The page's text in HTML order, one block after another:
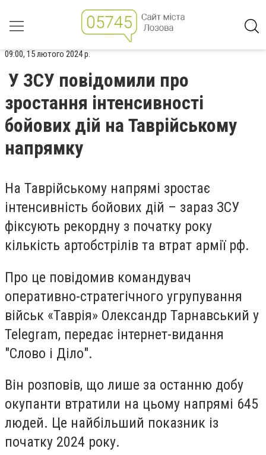
09:00, 15 лютого 2024 р.
У ЗСУ повідомили про
зростання інтенсивності
бойових дій на Таврійському
напрямку
На Таврійському напрямі зростає
інтенсивність бойових дій – зараз ЗСУ
фіксують рекордну з початку року
кількість артобстрілів та втрат армії рф.
Про це повідомив командувач
оперативно-стратегічного угрупування
військ «Таврія» Олександр Тарнавський у
Telegram, передає інтернет-видання
"Слово і Діло".
Він розповів, що лише за останню добу
окупанти втратили на цьому напрямі 645
людей. Це найбільший показник із
початку 2024 року.